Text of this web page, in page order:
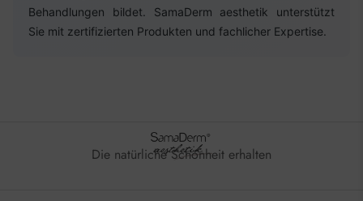
Behandlungen bildet. SamaDerm aesthetik unterstützt
Sie mit zertifizierten Produkten und fachlicher Expertise.
Die natürliche Schönheit erhalten